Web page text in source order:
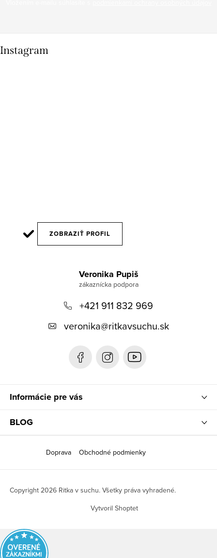
Instagram
ZOBRAZIŤ PROFIL
Veronika Pupiš
+421 911 832 969
veronika@ritkavsuchu.sk
Informácie pre vás
BLOG
Doprava Obchodné podmienky
Vytvoril Shoptet
Copyright 2026 Ritka v suchu. Všetky práva vyhradené.